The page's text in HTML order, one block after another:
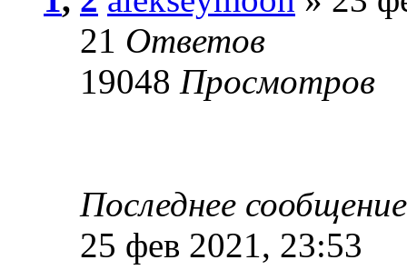
21 Ответов
19048 Просмотров
Последнее
25 фев 2021, 23:53